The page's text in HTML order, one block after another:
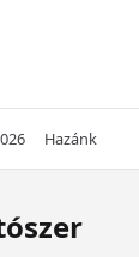
Hazánk